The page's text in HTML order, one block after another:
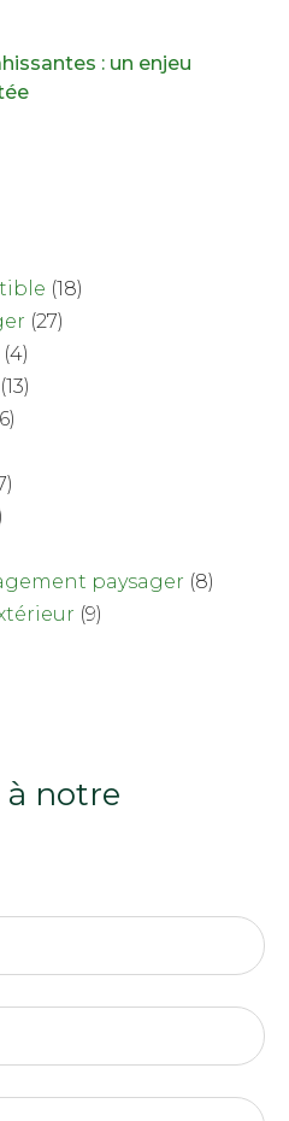
: un enjeu
(18)
(27)
(4)
(13)
paysager (8)
(9)
notre